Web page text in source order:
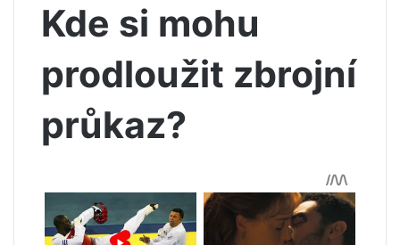
Kde si mohu
prodloužit zbrojní
průkaz?